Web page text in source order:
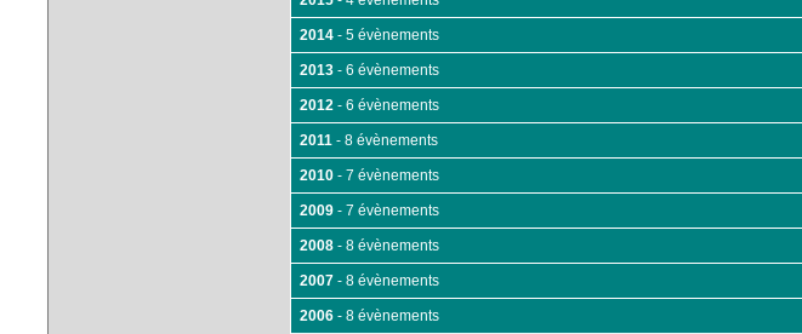
2014- 5 évènements
2013- 6 évènements
2012- 6 évènements
2011- 8 évènements
2010- 7 évènements
2009- 7 évènements
2008- 8 évènements
2007- 8 évènements
2006- 8 évènements